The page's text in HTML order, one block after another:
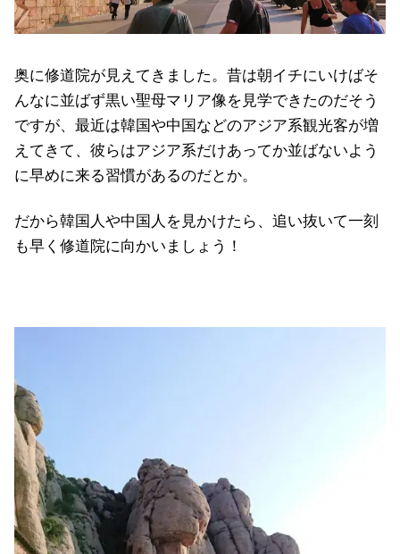
奥に修道院が見えてきました。昔は朝イチにいけばそ
んなに並ばず黒い聖母マリア像を見学できたのだそう
ですが、最近は韓国や中国などのアジア系観光客が増
えてきて、彼らはアジア系だけあってか並ばないよう
に早めに来る習慣があるのだとか。
だから韓国人や中国人を見かけたら、追い抜いて一刻
も早く修道院に向かいましょう！